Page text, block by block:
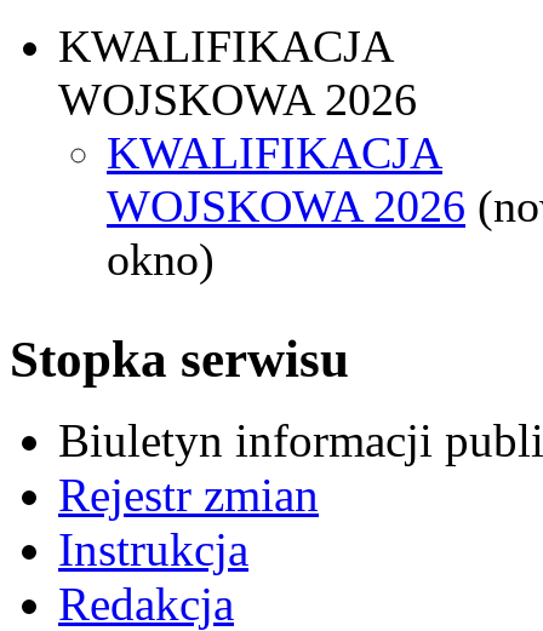
KWALIFIKACJA
WOJSKOWA 2026
KWALIFIKACJA
WOJSKOWA 2026
okno)
Stopka serwisu
Biuletyn informacji
Rejestr zmian
Instrukcja
Redakcja